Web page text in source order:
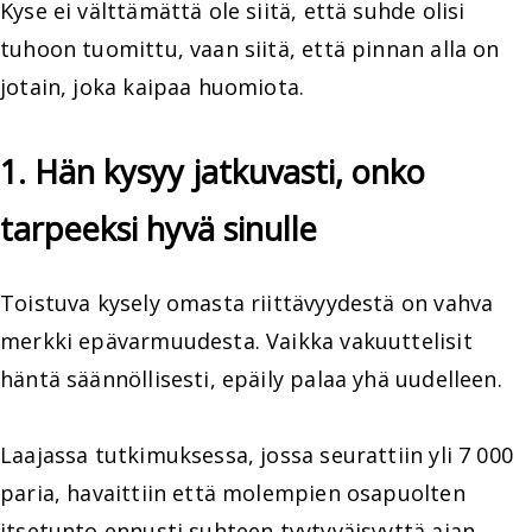
Kyse ei välttämättä ole siitä, että suhde olisi
tuhoon tuomittu, vaan siitä, että pinnan alla on
jotain, joka kaipaa huomiota.
1. Hän kysyy jatkuvasti, onko
tarpeeksi hyvä sinulle
Toistuva kysely omasta riittävyydestä on vahva
merkki epävarmuudesta. Vaikka vakuuttelisit
häntä säännöllisesti, epäily palaa yhä uudelleen.
Laajassa tutkimuksessa, jossa seurattiin yli 7 000
paria, havaittiin että molempien osapuolten